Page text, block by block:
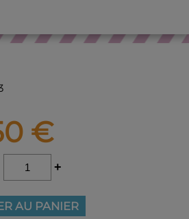
€
+
AU PANIER